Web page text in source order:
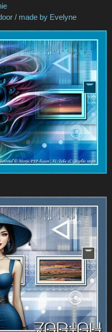
by Maibernie
by Evelyne